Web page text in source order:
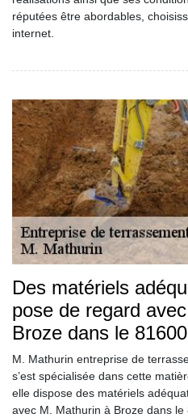
réputées être abordables,
internet.
Des matériels
pose de regard
Broze dans le
M. Mathurin entreprise de
s’est spécialisée dans cette
elle dispose des matériels
avec M. Mathurin à Broze dans